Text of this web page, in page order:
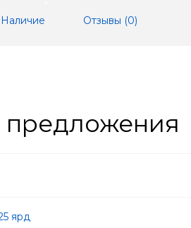
Наличие Отзывы (0)
ярд